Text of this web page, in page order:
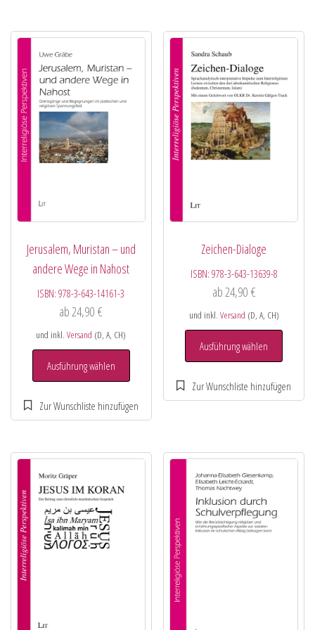
Jerusalem, Muristan – und
andere Wege in Nahost
ISBN:978-3-643-14161-3
ab 24,90€
und inkl.Versand (D, A, CH)
Ausführung wählen
Zeichen-Dialoge
ISBN: 978-3-643-13639-8
ab 24,90 €
und inkl. Versand (D, A, CH)
Ausführung wählen